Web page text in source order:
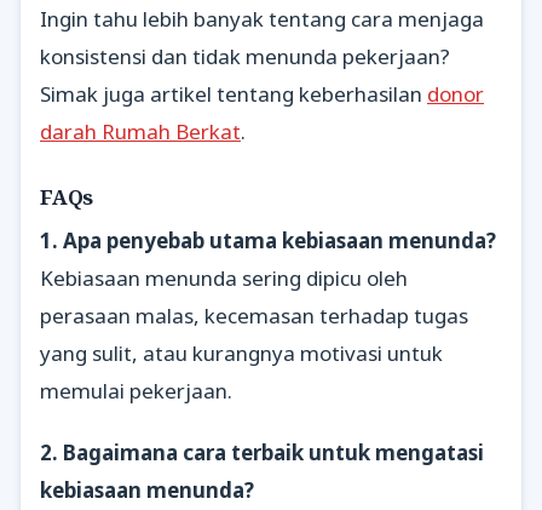
Ingin tahu lebih banyak tentang cara menjaga
konsistensi dan tidak menunda pekerjaan?
Simak juga artikel tentang keberhasilan donor
darah Rumah Berkat.
FAQs
1. Apa penyebab utama kebiasaan menunda?
Kebiasaan menunda sering dipicu oleh
perasaan malas, kecemasan terhadap tugas
yang sulit, atau kurangnya motivasi untuk
memulai pekerjaan.
2. Bagaimana cara terbaik untuk mengatasi
kebiasaan menunda?